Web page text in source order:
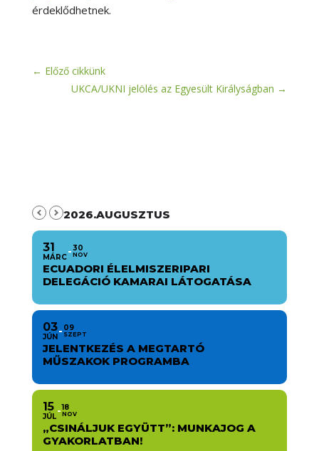
érdeklődhetnek.
← Előző cikkünk
UKCA/UKNI jelölés az Egyesült Királyságban →
2026.AUGUSZTUS
31
MÁRC
30
NOV
ECUADORI ÉLELMISZERIPARI
DELEGÁCIÓ KAMARAI LÁTOGATÁSA
03
JÚN
09
SZEPT
JELENTKEZÉS A MEGTARTÓ
MŰSZAKOK PROGRAMBA
15
JÚL
18
NOV
„CSINÁLJUK EGYÜTT”: MUNKAJOG A
GYAKORLATBAN!